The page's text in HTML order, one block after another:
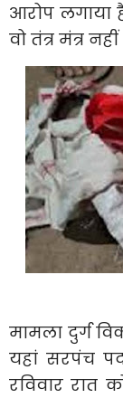
आरोप लगाया
वो तंत्र मंत्र
मामला दुर्ग
यहां सरपंच
रविवार रात